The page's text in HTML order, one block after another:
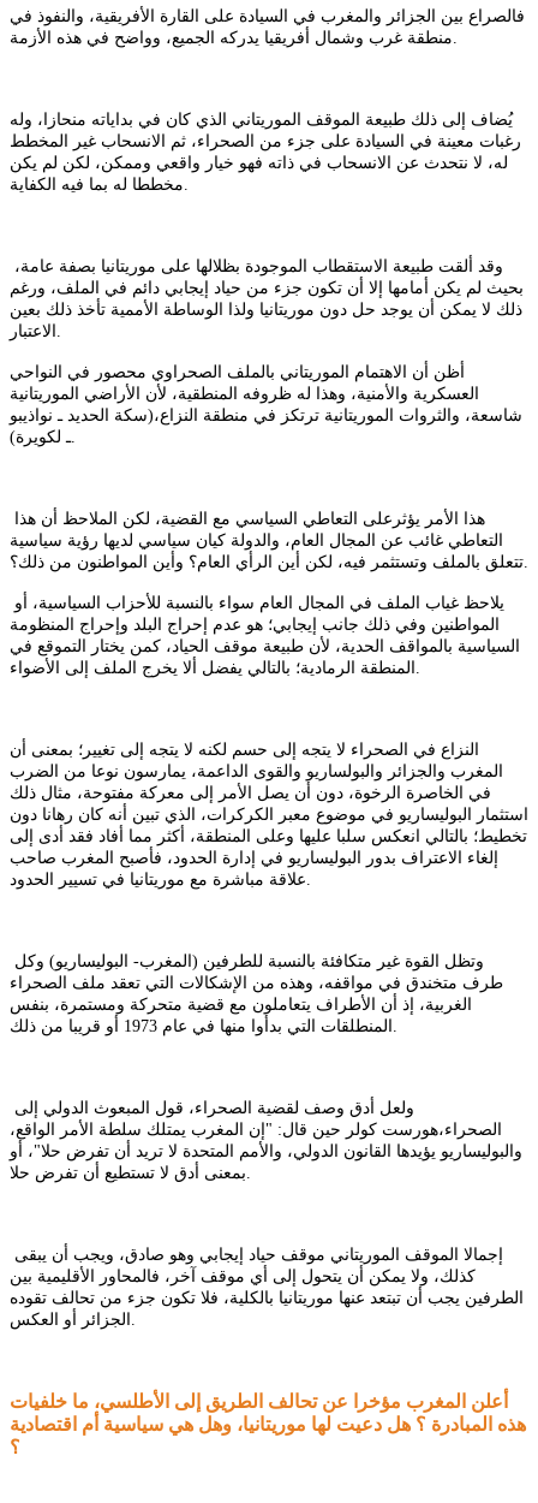
فالصراع بين الجزائر والمغرب في السيادة على القارة الأفريقية، والنفوذ في
يُضاف إلى ذلك طبيعة الموقف الموريتاني الذي كان في بداياته منحازا، وله
رغبات معينة في السيادة على جزء من الصحراء، ثم الانسحاب غير المخطط
له، لا نتحدث عن الانسحاب في ذاته فهو خيار واقعي وممكن، لكن لم يكن
بحيث لم يكن أمامها إلا أن تكون جزء من حياد إيجابي دائم في الملف، ورغم
ذلك لا يمكن أن يوجد حل دون موريتانيا ولذا الوساطة الأممية تأخذ ذلك بعين
أظن أن الاهتمام الموريتاني بالملف الصحراوي محصور في النواحي
العسكرية والأمنية، وهذا له ظروفه المنطقية، لأن الأراضي الموريتانية
شاسعة، والثروات الموريتانية ترتكز في منطقة النزاع،(سكة الحديد ـ نواذيبو
التعاطي غائب عن المجال العام، والدولة كيان سياسي لديها رؤية سياسية
المواطنين وفي ذلك جانب إيجابي؛ هو عدم إحراج البلد وإحراج المنظومة
السياسية بالمواقف الحدية، لأن طبيعة موقف الحياد، كمن يختار التموقع في
النزاع في الصحراء لا يتجه إلى حسم لكنه لا يتجه إلى تغيير؛ بمعنى أن
المغرب والجزائر والبولساريو والقوى الداعمة، يمارسون نوعا من الضرب
في الخاصرة الرخوة، دون أن يصل الأمر إلى معركة مفتوحة، مثال ذلك
استثمار البوليساريو في موضوع معبر الكركرات، الذي تبين أنه كان رهانا دون
تخطيط؛ بالتالي انعكس سلبا عليها وعلى المنطقة، أكثر مما أفاد فقد أدى إلى
إلغاء الاعتراف بدور البوليساريو في إدارة الحدود، فأصبح المغرب صاحب
طرف متخندق في مواقفه، وهذه من الإشكالات التي تعقد ملف الصحراء
الغربية، إذ أن الأطراف يتعاملون مع قضية متحركة ومستمرة، بنفس
الصحراء،هورست كولر حين قال: "إن المغرب يمتلك سلطة الأمر الواقع،
والبوليساريو يؤيدها القانون الدولي، والأمم المتحدة لا تريد أن تفرض حلا"، أو
كذلك، ولا يمكن أن يتحول إلى أي موقف آخر، فالمحاور الأقليمية بين
الطرفين يجب أن تبتعد عنها موريتانيا بالكلية، فلا تكون جزء من تحالف تقوده
أعلن المغرب مؤخرا عن تحالف الطريق إلى الأطلسي، ما خلفيات
هذه المبادرة ؟ هل دعيت لها موريتانيا، وهل هي سياسية أم اقتصادية
؟